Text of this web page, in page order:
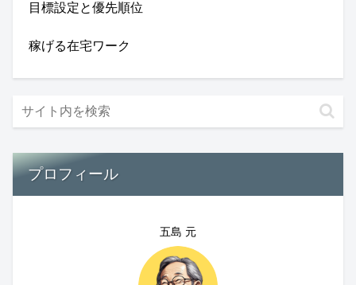
目標設定と優先順位
稼げる在宅ワーク
プロフィール
五島 元